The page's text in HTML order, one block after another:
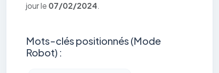
jour le 07/02/2024.
Mots-clés positionnés (Mode
Robot) :